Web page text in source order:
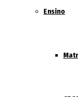
Ensino